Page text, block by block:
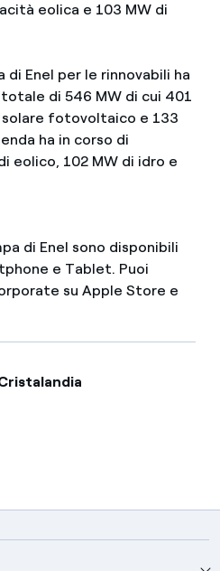
eolica e 103 MW di
Enel per le rinnovabili ha
di 546 MW di cui 401
solare fotovoltaico e 133
ha in corso di
eolico, 102 MW di idro e
di Enel sono disponibili
e Tablet. Puoi
su Apple Store e